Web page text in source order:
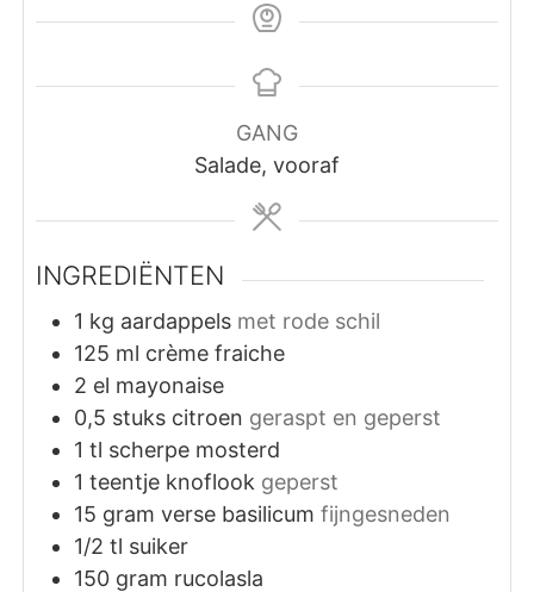
GANG
Salade, vooraf
INGREDIËNTEN
1 kg aardappels met rode schil
125 ml crème fraiche
2 el mayonaise
0,5 stuks citroen geraspt en geperst
1 tl scherpe mosterd
1 teentje knoflook geperst
15 gram verse basilicum fijngesneden
1/2 tl suiker
150 gram rucolasla